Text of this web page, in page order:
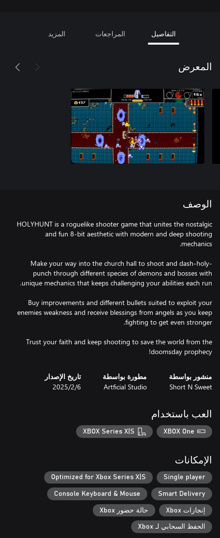
التفاصيل المراجعات المزيد
المعرض
الوصف
HOLYHUNT is a roguelike shooter game that unites the nostalgic
and fun 8-bit aesthetic with modern and deep shooting
Make your way into the church hall to shoot and dash-holy-
punch through different species of demons and bosses with
Buy improvements and different bullets suited to exploit your
enemies weakness and receive blessings from angels as you keep
Trust your faith and keep shooting to save the world from the
doomsday prophecy!
منشور بواسطة
Short N Sweet
مطورة بواسطة
Artficial Studio
تاريخ الإصدار
6‏/2‏/2025
العب باستخدام
XBOX One
XBOX Series X|S
الإمكانات
Single player
Optimized for Xbox Series X|S
Smart Delivery
Console Keyboard & Mouse
إنجازات Xbox حالة حضور Xbox
الحفظ السحابي لـ Xbox